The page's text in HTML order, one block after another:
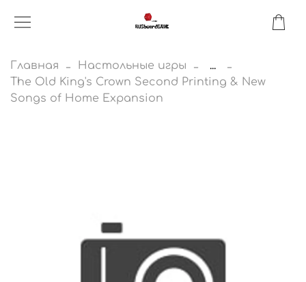
Главная Настольные игры
...
The Old King's Crown Second Printing & New
Songs of Home Expansion